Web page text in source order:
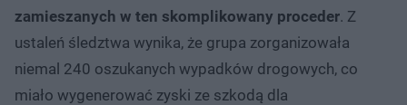
zamieszanych w ten skomplikowany proceder. Z
ustaleń śledztwa wynika, że grupa zorganizowała
niemal 240 oszukanych wypadków drogowych, co
miało wygenerować zyski ze szkodą dla